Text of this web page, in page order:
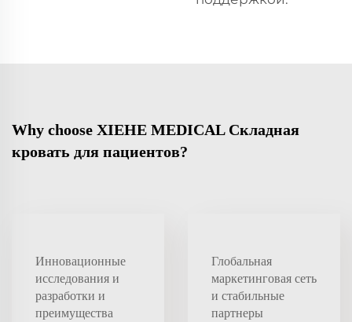
Why choose XIEHE MEDICAL Складная
кровать для пациентов?
Инновационные
исследования и
разработки и
преимущества
Глобальная
маркетинговая сеть
и стабильные
партнеры